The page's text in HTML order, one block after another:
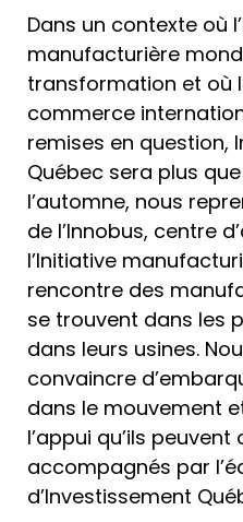
Dans un contexte où
manufacturière
transformation et où
commerce
remises en question,
Québec sera plus
l’automne, nous
de l’Innobus, centre
l’Initiative
rencontre des
se trouvent dans les
dans leurs usines.
convaincre
dans le mouvement
l’appui qu’ils
accompagnés par
d’Investissement